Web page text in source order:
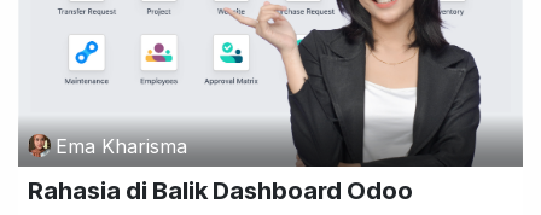
Ema Kharisma
Rahasia di Balik Dashboard Odoo